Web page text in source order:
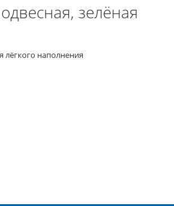
зелёная
наполнения